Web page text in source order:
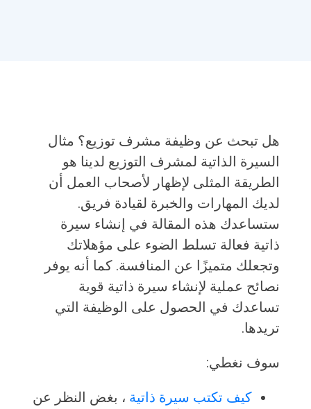
هل تبحث عن وظيفة مشرف توزيع؟ مثال
السيرة الذاتية لمشرف التوزيع لدينا هو
الطريقة المثلى لإظهار لأصحاب العمل أن
لديك المهارات والخبرة لقيادة فريق.
ستساعدك هذه المقالة في إنشاء سيرة
ذاتية فعالة تسلط الضوء على مؤهلاتك
وتجعلك متميزًا عن المنافسة. كما أنه يوفر
نصائح عملية لإنشاء سيرة ذاتية قوية
تساعدك في الحصول على الوظيفة التي
تريدها.
سوف نغطي:
كيف تكتب سيرة ذاتية ، بغض النظر عن